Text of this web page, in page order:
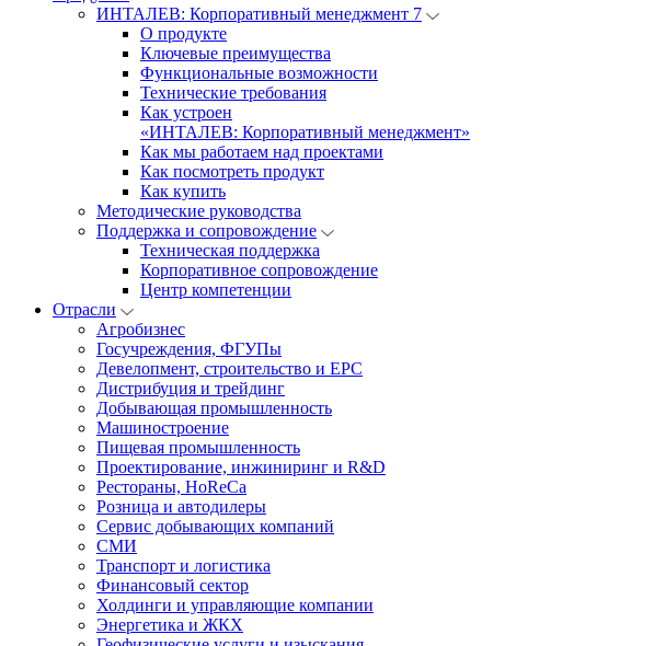
ИНТАЛЕВ: Корпоративный менеджмент 7
О продукте
Ключевые преимущества
Функциональные возможности
Технические требования
Как устроен
«ИНТАЛЕВ: Корпоративный менеджмент»
Как мы работаем над проектами
Как посмотреть продукт
Как купить
Методические руководства
Поддержка и сопровождение
Техническая поддержка
Корпоративное сопровождение
Центр компетенции
Отрасли
Агробизнес
Госучреждения, ФГУПы
Девелопмент, строительство и EPC
Дистрибуция и трейдинг
Добывающая промышленность
Машиностроение
Пищевая промышленность
Проектирование, инжиниринг и R&D
Рестораны, HoReCa
Розница и автодилеры
Сервис добывающих компаний
СМИ
Транспорт и логистика
Финансовый сектор
Холдинги и управляющие компании
Энергетика и ЖКХ